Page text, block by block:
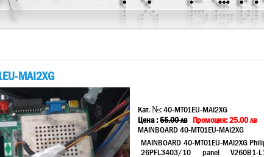
MAI2XG
Кат. №:40-MT01EU-MAI2XG
Цена :55.00лв Промоция: 25.00 лв
MAINBOARD 40-MT01EU-MAI2XG
MAINBOARD 40-MT01EU-MAI2XG
26PFL3403/10 panel V260B1-